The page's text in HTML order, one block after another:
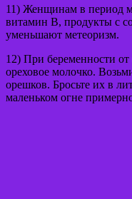
11) Женщинам в период
витамин В, продукты с
уменьшают метеоризм.
12) При беременности
ореховое молочко.
орешков. Бросьте их в
маленьком огне